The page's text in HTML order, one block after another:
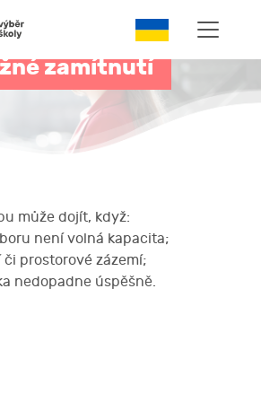
zamítnutí
může dojít, když:
není volná kapacita;
prostorové zázemí;
nedopadne úspěšně.